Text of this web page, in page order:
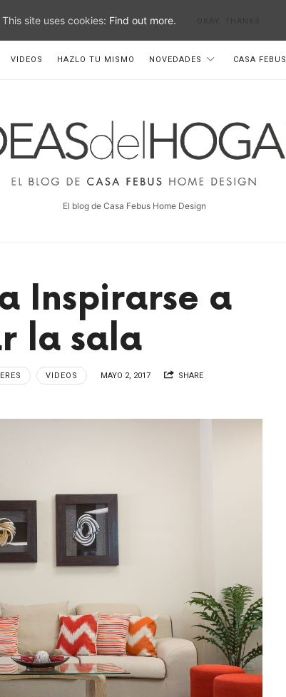
VIDEOS HAZLO TU MISMO NOVEDADES CASA FEBUS
El blog de Casa Febus Home Design
Inspirarse a
la sala
VIDEOS MAYO 2, 2017 SHARE
This site uses cookies: Find out more.